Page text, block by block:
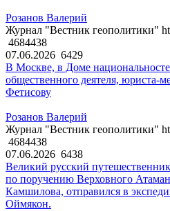
Розанов Валерий
Журнал "Вестник геополитики"
4684438
07.06.2026 6429
В Москве, в Доме
общественного деятеля, юриста-
Фетисову
Розанов Валерий
Журнал "Вестник геополитики"
4684438
07.06.2026 6438
Великий русский
по поручению Верховного
Камшилова, отправился в
Оймякон.